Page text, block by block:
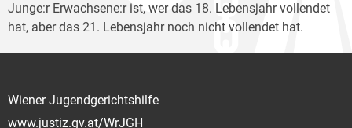
Junge:r Erwachsene:r ist, wer das 18. Lebensjahr vollendet
hat, aber das 21. Lebensjahr noch nicht vollendet hat.
Wiener Jugendgerichtshilfe
www.justiz.gv.at/WrJGH